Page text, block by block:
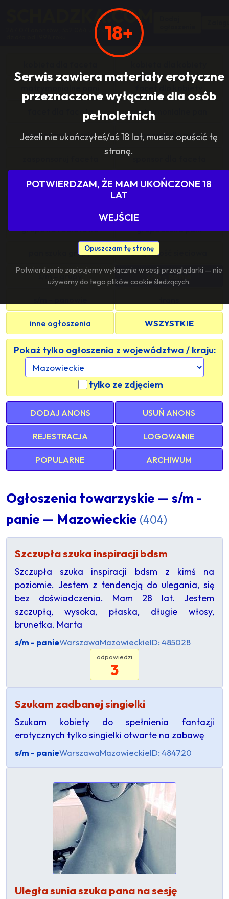
18+
Serwis zawiera materiały erotyczne
przeznaczone wyłącznie dla osób
pełnoletnich
Jeżeli nie ukończyłeś/aś 18 lat, musisz opuścić tę
stronę.
POTWIERDZAM, ŻE MAM UKOŃCZONE 18
LAT
WEJŚCIE
Opuszczam tę stronę
Potwierdzenie zapisujemy wyłącznie w sesji przeglądarki — nie
używamy do tego plików cookie śledzących.
SCHADZKA.COM
267 071 anonsów, 352 064 użytkowników,
facet dla faceta matrymonialne pan
zasponsoruj panią sponsor dla pani
sponsoring grupy agencje towarzyskie
grupowo i odlotowo grupa szuka pani
pan szuka grupy znajomość sieciowa
s/m - grupy s/m - panie
inne ogłoszenia WSZYSTKIE
Pokaż tylko ogłoszenia z województwa / kraju:
tylko ze zdjęciem
DODAJ ANONS USUŃ ANONS
REJESTRACJA LOGOWANIE
POPULARNE ARCHIWUM
Ogłoszenia towarzyskie — s/m -
panie — Mazowieckie (404)
Szczupła szuka inspiracji bdsm
Szczupła szuka inspiracji bdsm z kimś na
poziomie. Jestem z tendencją do ulegania, się
bez doświadczenia. Mam 28 lat. Jestem
szczupłą, wysoka, płaska, długie włosy,
brunetka. Marta
s/m - panieWarszawaMazowieckieID: 485028
odpowiedzi
3
Szukam zadbanej singielki
Szukam kobiety do spełnienia fantazji
erotycznych tylko singielki otwarte na zabawę
s/m - panieWarszawaMazowieckieID: 484720
Uległa sunia szuka pana na sesję